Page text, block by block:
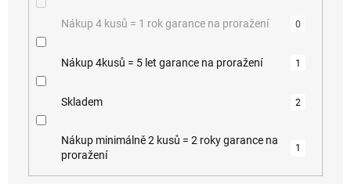
Nákup 4 kusů = 1 rok garance na proražení 0
Nákup 4kusů = 5 let garance na proražení 1
Skladem 2
Nákup minimálně 2 kusů = 2 roky garance na
proražení
1